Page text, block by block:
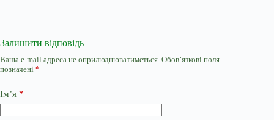
Залишити відповідь
Ваша e-mail адреса не оприлюднюватиметься. Обов’язкові поля
позначені *
Ім’я *